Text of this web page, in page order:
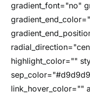
gradient_font="no"
highlight_color=""
link_hover_color=""